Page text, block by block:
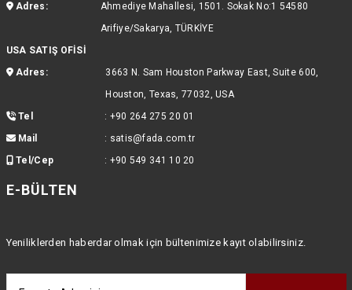
Adres:
Ahmediye Mahallesi, 1501. Sokak No:1 54580
Arifiye/Sakarya, TÜRKİYE
USA SATIŞ OFİSİ
Adres:
3663 N. Sam Houston Parkway East, Suite 600,
Houston, Texas, 77032, USA
Tel
: +90 264 275 20 01
Mail
: satis@fada.com.tr
Tel/Cep
: +90 549 341 10 20
E-BÜLTEN
Yeniliklerden haberdar olmak için bültenimize kayıt olabilirsiniz.